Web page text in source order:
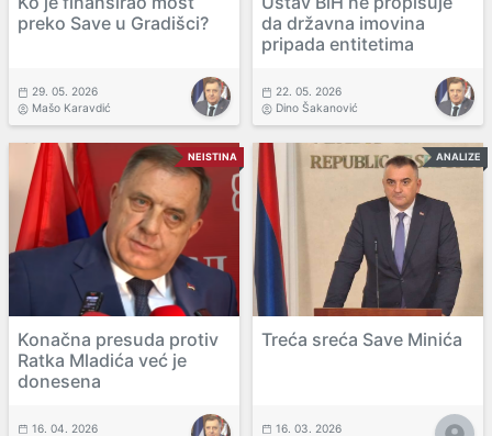
preko Save u Gradišci?
29. 05. 2026
Mašo Karavdić
da državna imovina
pripada entitetima
22. 05. 2026
Dino Šakanović
NEISTINA
Konačna presuda protiv
Ratka Mladića već je
donesena
16. 04. 2026
ANALIZE
Treća sreća Save Minića
16. 03. 2026